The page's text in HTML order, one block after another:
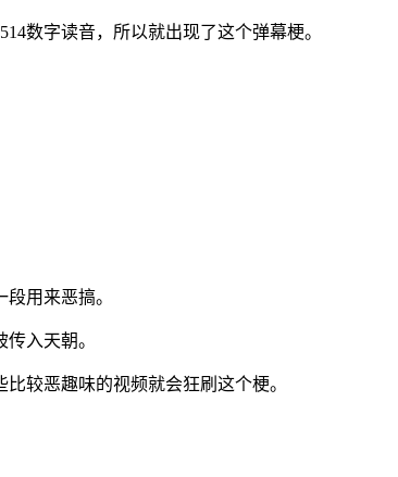
数字读音，所以就出现了这个弹幕梗。
用来恶搞。
入天朝。
较恶趣味的视频就会狂刷这个梗。